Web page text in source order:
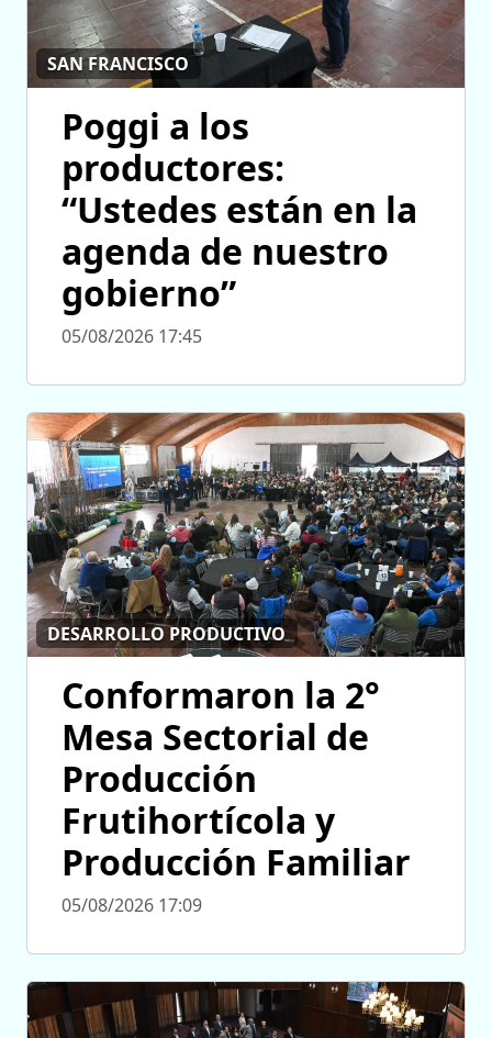
SAN FRANCISCO
Poggi a los
productores:
“Ustedes están en la
agenda de nuestro
gobierno”
05/08/2026 17:45
DESARROLLO PRODUCTIVO
Conformaron la 2°
Mesa Sectorial de
Producción
Frutihortícola y
Producción Familiar
05/08/2026 17:09